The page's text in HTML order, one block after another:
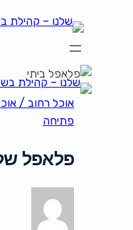
אוכל רחוב /
פתיחה
פלאפל